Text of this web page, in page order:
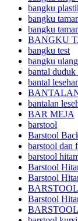
bangku
bangku
bangku
BANGKU
bangku test
bangku
bantal duduk
bantal
bantalan
BAR MEJA
barstool
Barstool
barstool dan
barstool
Barstool
Barstool
Barstool